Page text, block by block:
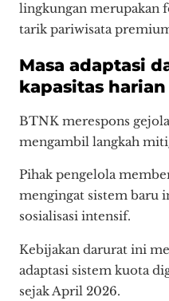
lingkungan merupakan
tarik pariwisata
Masa adaptasi
kapasitas harian
BTNK merespons
mengambil langkah
Pihak pengelola
mengingat sistem baru
sosialisasi intensif.
Kebijakan darurat ini
adaptasi sistem kuota
sejak April 2026.